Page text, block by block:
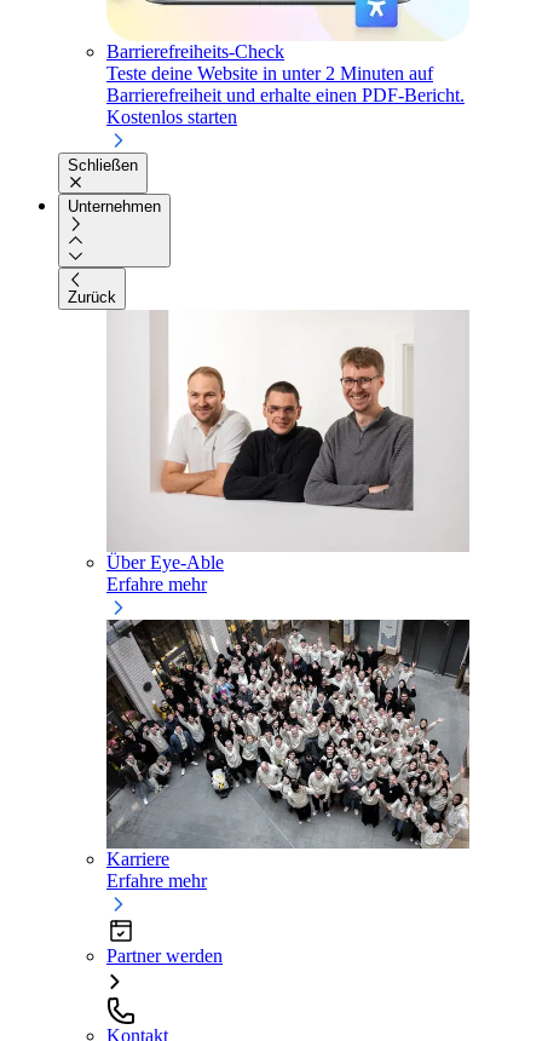
Barrierefreiheits-Check
Teste deine Website in unter 2 Minuten auf
Barrierefreiheit und erhalte einen PDF-Bericht.
Kostenlos starten
Schließen
Unternehmen
Zurück
Über Eye-Able
Erfahre mehr
Karriere
Erfahre mehr
Partner werden
Kontakt